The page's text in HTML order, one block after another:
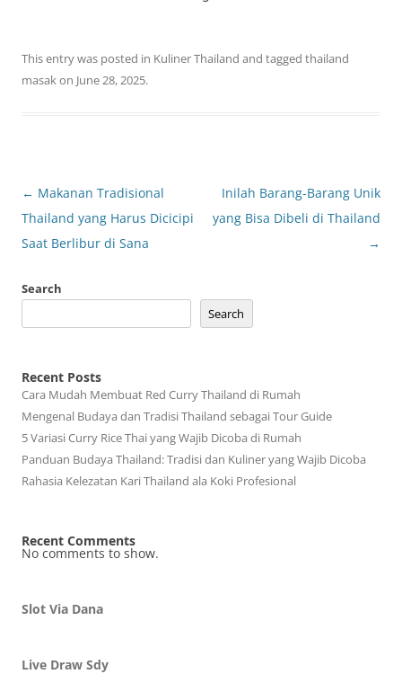
This entry was posted in Kuliner Thailand and tagged thailand
masakon June 28, 2025.
Post
navigation
← Makanan Tradisional
Thailand yang Harus Dicicipi
Saat Berlibur di Sana
Inilah Barang-Barang Unik
yang Bisa Dibeli di Thailand
→
Search
Search
Recent Posts
Cara Mudah Membuat Red Curry Thailand di Rumah
Mengenal Budaya dan Tradisi Thailand sebagai Tour Guide
5 Variasi Curry Rice Thai yang Wajib Dicoba di Rumah
Panduan Budaya Thailand: Tradisi dan Kuliner yang Wajib Dicoba
Rahasia Kelezatan Kari Thailand ala Koki Profesional
Recent Comments
No comments to show.
Slot Via Dana
Live Draw Sdy